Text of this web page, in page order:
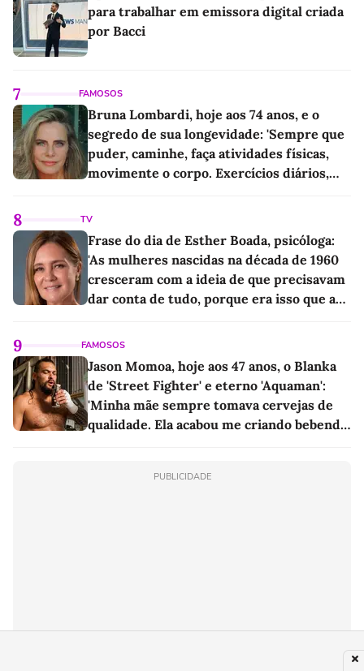
para trabalhar em emissora digital criada
por Bacci
7 FAMOSOS
Bruna Lombardi, hoje aos 74 anos, e o
segredo de sua longevidade: 'Sempre que
puder, caminhe, faça atividades físicas,
movimente o corpo. Exercícios diários,
8 TV
Frase do dia de Esther Boada, psicóloga:
'As mulheres nascidas na década de 1960
cresceram com a ideia de que precisavam
dar conta de tudo, porque era isso que a
9 FAMOSOS
Jason Momoa, hoje aos 47 anos, o Blanka
de 'Street Fighter' e eterno 'Aquaman':
'Minha mãe sempre tomava cervejas de
qualidade. Ela acabou me criando bebendo
PUBLICIDADE